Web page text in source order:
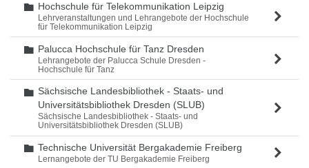
Ordner
Hochschule für Telekommunikation Leipzig
Lehrveranstaltungen und Lehrangebote der Hochschule
für Telekommunikation Leipzig
Ordner
Palucca Hochschule für Tanz Dresden
Lehrangebote der Palucca Schule Dresden -
Hochschule für Tanz
Ordner
Sächsische Landesbibliothek - Staats- und
Universitätsbibliothek Dresden (SLUB)
Sächsische Landesbibliothek - Staats- und
Universitätsbibliothek Dresden (SLUB)
Ordner
Technische Universität Bergakademie Freiberg
Lernangebote der TU Bergakademie Freiberg